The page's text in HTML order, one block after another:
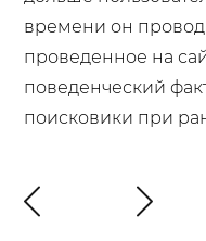
времени он
проведенное на
поведенческий
поисковики при